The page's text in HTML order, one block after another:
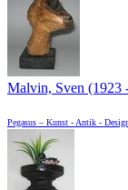
Malvin, Sven (1923
Pegasus – Kunst - Antik -